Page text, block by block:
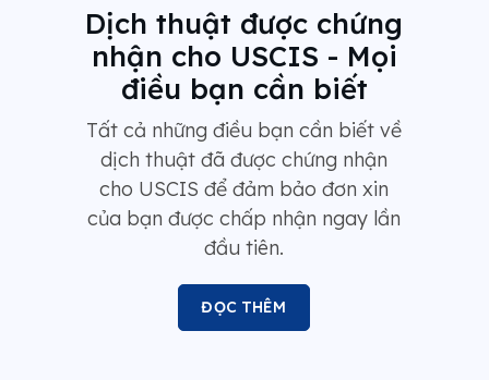
Dịch thuật được chứng
nhận cho USCIS - Mọi
điều bạn cần biết
Tất cả những điều bạn cần biết về
dịch thuật đã được chứng nhận
cho USCIS để đảm bảo đơn xin
của bạn được chấp nhận ngay lần
đầu tiên.
ĐỌC THÊM